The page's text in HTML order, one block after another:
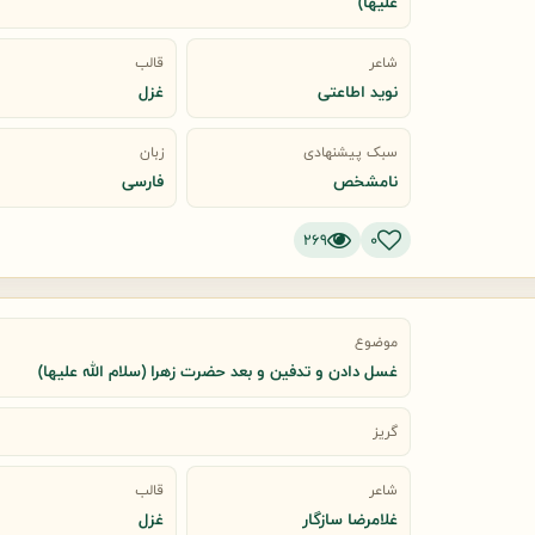
شاعر
نوید اطاعتی
قالب
غزل
سبک پیشنهادی
نامشخص
زبان
فارسی
0
269
موضوع
غسل دادن و تدفین و بعد حضرت زهرا (سلام الله علیها)
گریز
شاعر
غلامرضا سازگار
قالب
غزل